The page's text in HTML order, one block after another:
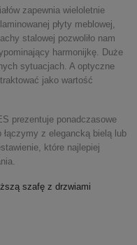
zapewnia wieloletnie
płyty meblowej,
stalowej pozwoliło nam
harmonijkę. Duże
sytuacjach. A optyczne
jako wartość
prezentuje ponadczasowe
z elegancką bielą lub
które najlepiej
szafę z drzwiami